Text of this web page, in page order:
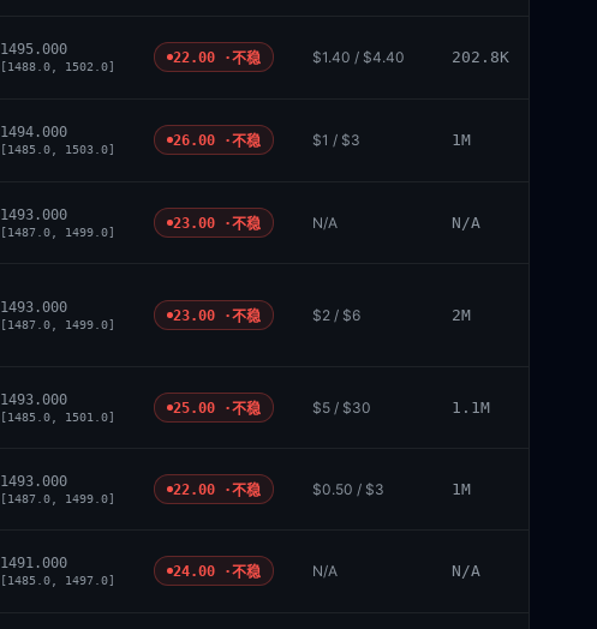
1495.000
[1488.0, 1502.0]
22.00 ·不稳 $1.40 / $4.40 202.8K
1494.000
[1485.0, 1503.0]
26.00 ·不稳 $1 / $3 1M
1493.000
[1487.0, 1499.0]
23.00 ·不稳 N/A N/A
1493.000
[1487.0, 1499.0]
23.00 ·不稳 $2 / $6 2M
1493.000
[1485.0, 1501.0]
25.00 ·不稳 $5 / $30 1.1M
1493.000
[1487.0, 1499.0]
22.00 ·不稳 $0.50 / $3 1M
1491.000
[1485.0, 1497.0]
24.00 ·不稳 N/A N/A